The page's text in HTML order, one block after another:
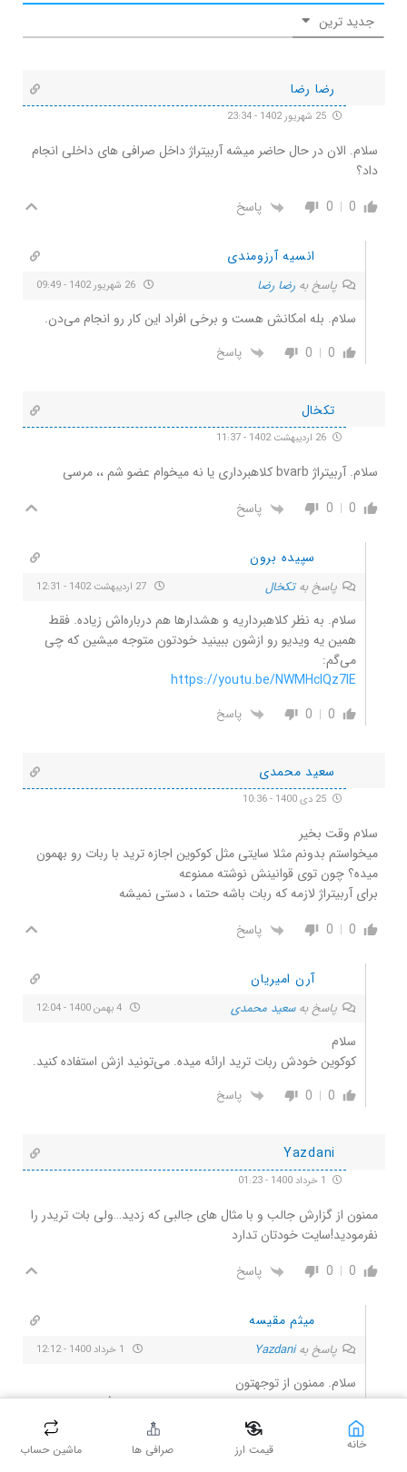
جدید ترین
رضا رضا
سلام. الان در حال حاضر میشه آربیتراژ داخل صرافی های داخلی انجام
داد؟
0
0 پاسخ
انسیه آرزومندی
پاسخ به رضا رضا
سلام. بله امکانش هست و برخی افراد این کار رو انجام می‌دن.
0
0 پاسخ
تکخال
سلام. آربیتراژ bvarb کلاهبرداری یا نه میخوام عضو شم ،، مرسی
0
0 پاسخ
سپیده برون
پاسخ بهتکخال
سلام. به نظر کلاهبرداریه و هشدارها هم درباره‌اش زیاده. فقط
همین یه ویدیو رو ازشون ببینید خودتون متوجه میشین که چی
می‌گم:
https://youtu.be/NWMHclQz7lE
0
0 پاسخ
سعید محمدی
سلام وقت بخیر
میخواستم بدونم مثلا سایتی مثل کوکوین اجازه ترید با ربات رو بهمون
میده؟ چون توی قوانینش نوشته ممنوعه
برای آربیتراژ لازمه که ربات باشه حتما ، دستی نمیشه
0
0 پاسخ
آرن امیریان
پاسخ بهسعید محمدی
سلام
کوکوین خودش ربات ترید ارائه میده. می‌تونید ازش استفاده کنید.
0
0 پاسخ
Yazdani
ممنون از گزارش جالب و با مثال های جالبی که زدید…ولی بات تریدر را
نفرمودید!سایت خودتان تدارد
0
0 پاسخ
میثم مقیسه
پاسخ بهYazdani
سلام. ممنون از توجهتون
شما نمیتونید یه بات تریدر کنید که در تمام بازارها(صعودی نزولی و
ساید) سیگنال های درست بده و همواره باید آپدیت بشه. از طرفی
خیلی از بات های تریدی که قبلا معرفی شده بود، یا الان نیستند و
یا کلاهبرداری بودند. به همین دلیل ما هیچ ربات تریدی رو معرفی
خانه قیمت ارز صرافی ها ماشین حساب